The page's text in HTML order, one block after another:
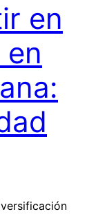
en
en